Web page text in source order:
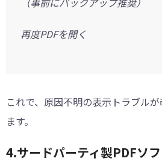
再度PDFを開く
これで、原因不明の表示トラブル
ます。
4.サードパーティ製PDFソ